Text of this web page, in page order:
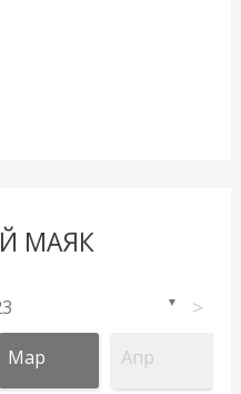
МАЯК
▼ >
Мар Апр